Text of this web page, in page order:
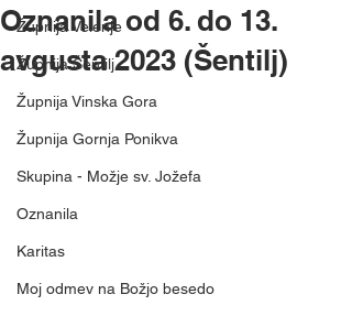
Župnija Velenje
Župnija Šentilj
Župnija Vinska Gora
Župnija Gornja Ponikva
Skupina - Možje sv. Jožefa
Oznanila
Karitas
Moj odmev na Božjo besedo
Oznanila od 6. do 13.
avgusta 2023 (Šentilj)